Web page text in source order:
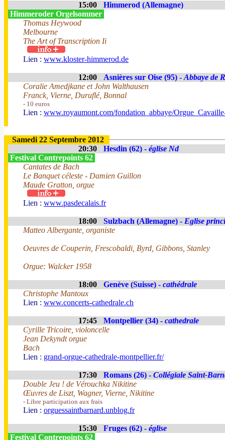
15:00
Himmerod (Allemagne)
Himmeroder Orgelsommer
Thomas Heywood
Melbourne
The Art of Transcription Ii
Lien : www.kloster-himmerod.de
12:00 Asnières sur Oise (95) - Abbaye de
Coralie Amedjkane et John Walthausen
Franck, Vierne, Duruflé, Bonnal
- 10 euros
Lien : www.royaumont.com/fondation_abbaye/
Samedi 22 Septembre 2012
20:30
Hesdin (62) - église Nd
Festival Contrepoints 62
Cantates de Bach
Le Banquet céleste - Damien Guillon
Maude Gratton, orgue
Lien : www.pasdecalais.fr
18:00 Sulzbach (Allemagne) - Eglise
Matteo Albergante, organiste
Oeuvres de Couperin, Frescobaldi, Byrd, Gibbons, Stanley
Orgue: Walcker 1958
18:00 Genève (Suisse) - cathédrale
Christophe Mantoux
Lien : www.concerts-cathedrale.ch
17:45 Montpellier (34) - cathedrale
Cyrille Tricoire, violoncelle
Jean Dekyndt orgue
Bach
Lien : grand-orgue-cathedrale-montpellier.fr/
17:30 Romans (26) - Collégiale Saint-
Double Jeu ! de Vérouchka Nikitine
Œuvres de Liszt, Wagner, Vierne, Nikitine
- Libre participation aux frais
Lien : orguessaintbarnard.unblog.fr
15:30 Fruges (62) - église
Festival Contrepoints 62